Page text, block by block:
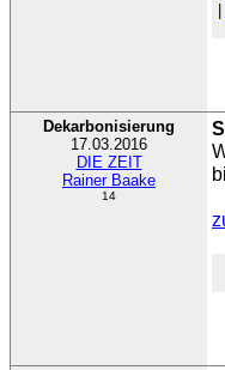
Dekarbonisierung
17.03.2016
DIE ZEIT
Rainer Baake
14